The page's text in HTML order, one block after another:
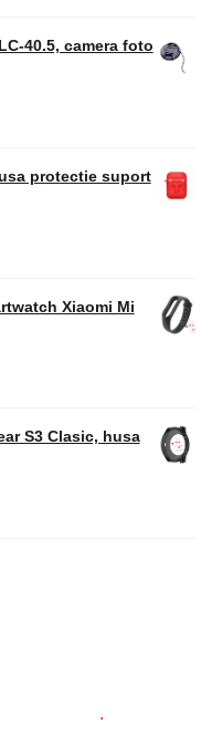
40.5, camera foto
protectie suport
Xiaomi Mi
S3 Clasic, husa
.